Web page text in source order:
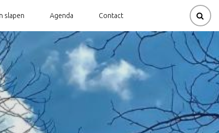
Korenmolens
Oorlog, Bevrijding & Verzet
Duurzaamheid |
Zelfontplooiing | Levensgeluk
Kinderroutes
Themaroutes Staring in
Almen
Themaroutes Tweede
Wereldoorlog
slapen Agenda Contact